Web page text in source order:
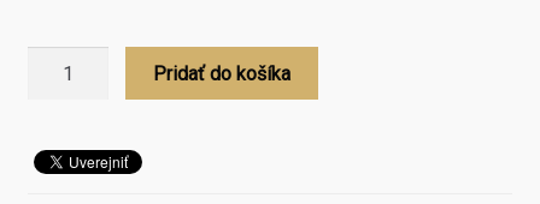
magnetka
Pridať do košíka